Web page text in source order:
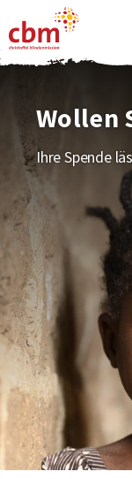
Wollen
Ihre Spende